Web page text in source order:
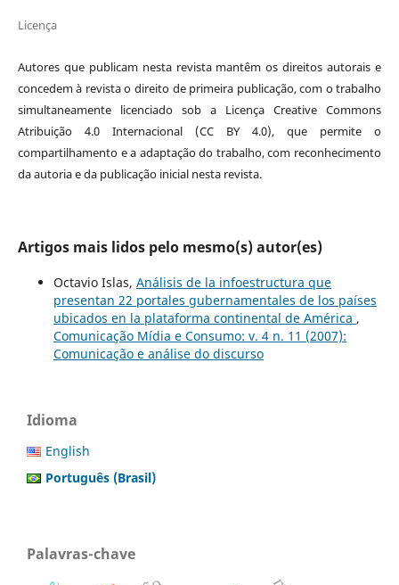
Licença
Autores que publicam nesta revista mantêm os direitos autorais e
concedem à revista o direito de primeira publicação, com o trabalho
simultaneamente licenciado sob a Licença Creative Commons
Atribuição 4.0 Internacional (CC BY 4.0), que permite o
compartilhamento e a adaptação do trabalho, com reconhecimento
da autoria e da publicação inicial nesta revista.
Artigos mais lidos pelo mesmo(s) autor(es)
Octavio Islas, Análisis de la infoestructura que
presentan 22 portales gubernamentales de los países
ubicados en la plataforma continental de América ,
Comunicação Mídia e Consumo: v. 4 n. 11 (2007):
Comunicação e análise do discurso
Idioma
English
Português (Brasil)
Palavras-chave